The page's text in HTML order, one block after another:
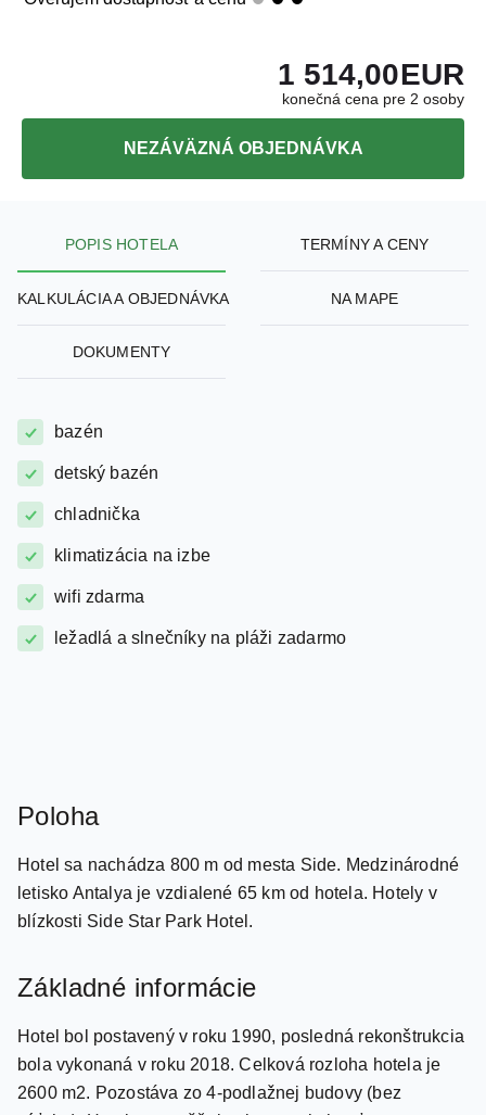
konečná cena pre 2 osoby
1 514,00EUR
POPIS HOTELA
KALKULÁCIA A OBJEDNÁVKA
bazén
detský bazén
chladnička
klimatizácia na izbe
wifi zdarma
Poloha
Hotel sa nachádza 800 m od mesta Side. Medzinárodné
Základné informácie
Hotel bol postavený v roku 1990, posledná rekonštrukcia
bola vykonaná v roku 2018. Celková rozloha hotela je